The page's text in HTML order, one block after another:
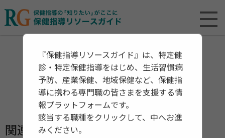
関連資料・リリース
『保健指導リソースガイド』は、特定健
診・特定保健指導をはじめ、生活習慣病
予防、産業保健、地域保健など、保健指
導に携わる専門職の皆さまを支援する情
報プラットフォームです。
該当する職種をクリックして、中へお進
みください。